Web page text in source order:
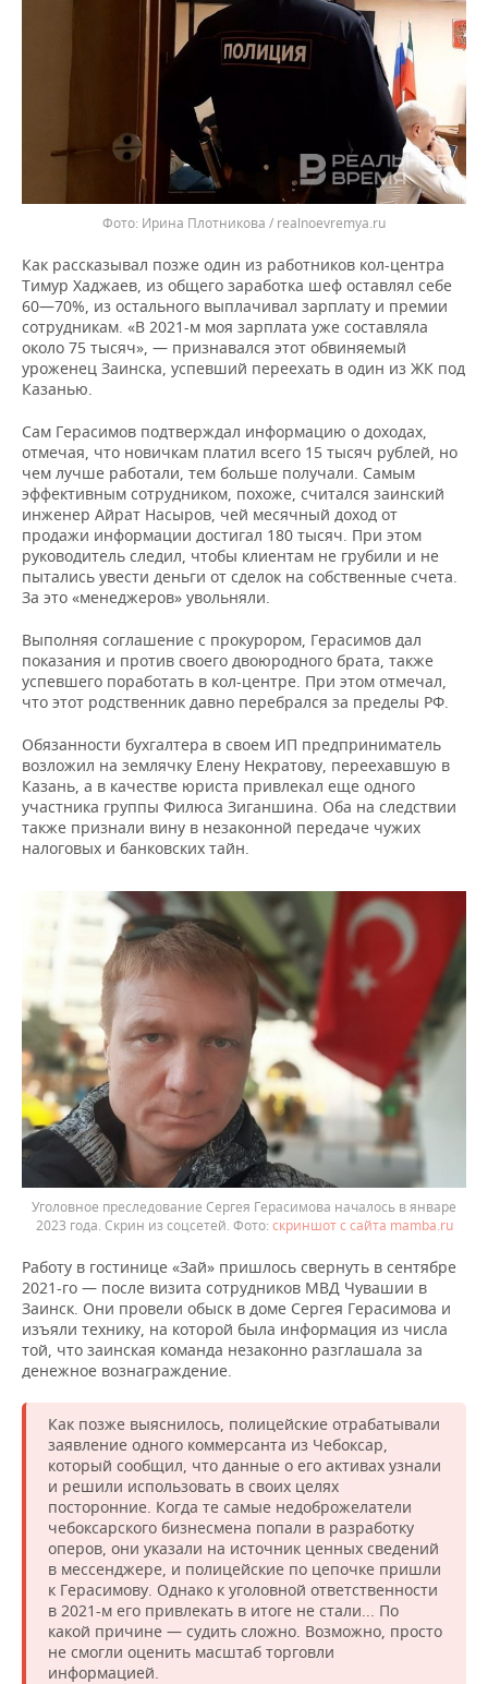
Ирина Плотникова / realnoevremya.ru
Как рассказывал позже один из работников кол-центра
Тимур Хаджаев, из общего заработка шеф оставлял себе
60—70%, из остального выплачивал зарплату и премии
сотрудникам. «В 2021-м моя зарплата уже составляла
около 75 тысяч», — признавался этот обвиняемый
уроженец Заинска, успевший переехать в один из ЖК под
Казанью.
Сам Герасимов подтверждал информацию о доходах,
отмечая, что новичкам платил всего 15 тысяч рублей, но
чем лучше работали, тем больше получали. Самым
эффективным сотрудником, похоже, считался заинский
инженер Айрат Насыров, чей месячный доход от
продажи информации достигал 180 тысяч. При этом
руководитель следил, чтобы клиентам не грубили и не
пытались увести деньги от сделок на собственные счета.
За это «менеджеров» увольняли.
Выполняя соглашение с прокурором, Герасимов дал
показания и против своего двоюродного брата, также
успевшего поработать в кол-центре. При этом отмечал,
что этот родственник давно перебрался за пределы РФ.
Обязанности бухгалтера в своем ИП предприниматель
возложил на землячку Елену Некратову, переехавшую в
Казань, а в качестве юриста привлекал еще одного
участника группы Филюса Зиганшина. Оба на следствии
также признали вину в незаконной передаче чужих
налоговых и банковских тайн.
Уголовное преследование Сергея Герасимова началось в январе
2023 года. Скрин из соцсетей.
скриншот с сайта mamba.ru
Работу в гостинице «Зай» пришлось свернуть в сентябре
2021-го — после визита сотрудников МВД Чувашии в
Заинск. Они провели обыск в доме Сергея Герасимова и
изъяли технику, на которой была информация из числа
той, что заинская команда незаконно разглашала за
денежное вознаграждение.
Как позже выяснилось, полицейские отрабатывали
заявление одного коммерсанта из Чебоксар,
который сообщил, что данные о его активах узнали
и решили использовать в своих целях
посторонние. Когда те самые недоброжелатели
чебоксарского бизнесмена попали в разработку
оперов, они указали на источник ценных сведений
в мессенджере, и полицейские по цепочке пришли
к Герасимову. Однако к уголовной ответственности
в 2021-м его привлекать в итоге не стали... По
какой причине — судить сложно. Возможно, просто
не смогли оценить масштаб торговли
информацией.